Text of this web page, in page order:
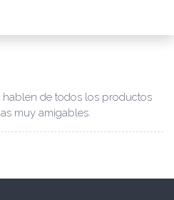
hablen de todos los productos
muy amigables.